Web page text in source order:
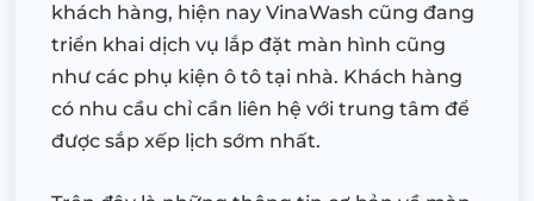
khách hàng, hiện nay VinaWash cũng đang
triển khai dịch vụ lắp đặt màn hình cũng
như các phụ kiện ô tô tại nhà. Khách hàng
có nhu cầu chỉ cần liên hệ với trung tâm để
được sắp xếp lịch sớm nhất.